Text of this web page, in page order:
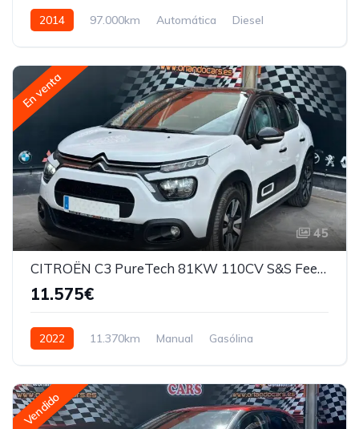
2014 97.000km Automática Diesel
En venta
45
CITROËN C3 PureTech 81KW 110CV S&S Feel Pack
11.575€
2022 11.370km Manual Gasólina
Vendido